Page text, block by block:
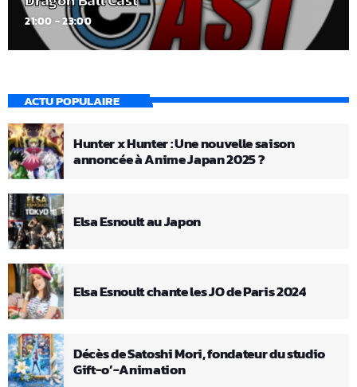
21:00 - 23:00
ACTU POPULAIRE
Hunter x Hunter : Une nouvelle saison
annoncée à Anime Japan 2025 ?
Elsa Esnoult au Japon
Elsa Esnoult chante les JO de Paris 2024
Décès de Satoshi Mori, fondateur du studio
Gift-o’-Animation